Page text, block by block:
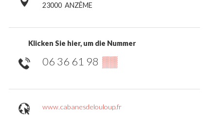
23000 ANZÊME
Klicken Sie hier, um die Nummer
06 36 61 98 ▒▒
www.cabanesdelouloup.fr